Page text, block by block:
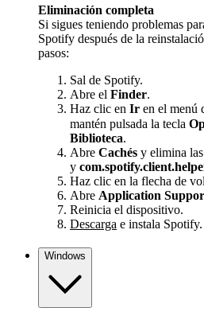
Eliminación completa
Si sigues teniendo problemas
Spotify después de la
pasos:
Sal de Spotify.
Abre el Finder.
Haz clic en Ir en el menú
mantén pulsada la tecla
Biblioteca.
Abre Cachés y elimina
y
Haz clic en la flecha de
Abre Application
Reinicia el dispositivo.
Descarga e instala Spotify.
Windows